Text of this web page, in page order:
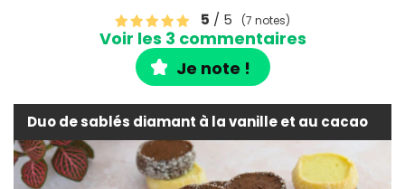
5 / 5 (7 notes)
Voir les 3 commentaires
Je note !
Duo de sablés diamant à la vanille et au cacao